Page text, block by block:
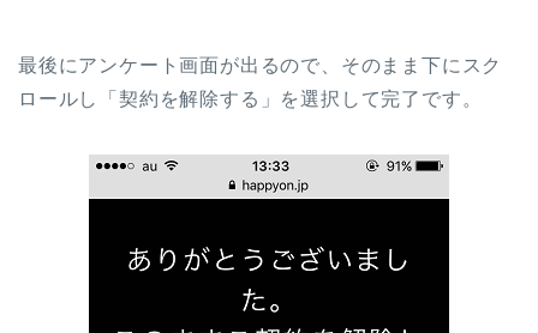
最後にアンケート画面が出るので、そのまま下にスク
ロールし「契約を解除する」を選択して完了です。